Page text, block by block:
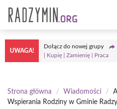
treści
UWAGA!
Dołącz do nowej grupy
| Kupię | Zamienię | Praca
Strona główna / Wiadomości /
Wspierania Rodziny w Gminie